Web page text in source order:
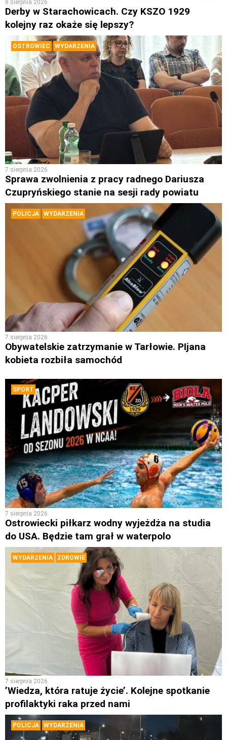
8 sierpnia 2026
Derby w Starachowicach. Czy KSZO 1929
kolejny raz okaże się lepszy?
OSTROWIEC WYDARZENIA
7 sierpnia 2026
Sprawa zwolnienia z pracy radnego Dariusza
Czupryńskiego stanie na sesji rady powiatu
POLICJA WYDARZENIA
7 sierpnia 2026
Obywatelskie zatrzymanie w Tarłowie. PIjana
kobieta rozbiła samochód
SPORT
7 sierpnia 2026
Ostrowiecki piłkarz wodny wyjeżdża na studia
do USA. Będzie tam grał w waterpolo
WYDARZENIA ZDROWIE
7 sierpnia 2026
’Wiedza, która ratuje życie’. Kolejne spotkanie
profilaktyki raka przed nami
POLICJA WYDARZENIA